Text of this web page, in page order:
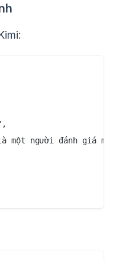
một người đánh giá